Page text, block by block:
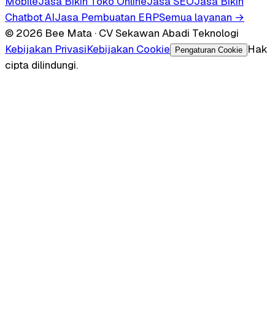
Chatbot AIJasa Pembuatan ERPSemua layanan →
© 2026 Bee Mata · CV Sekawan Abadi Teknologi
Kebijakan PrivasiKebijakan Cookie Pengaturan Cookie
Hak
cipta dilindungi.